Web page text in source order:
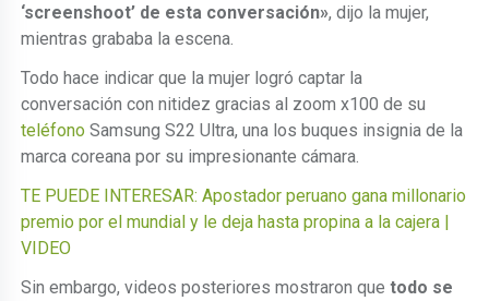
‘screenshoot’ de esta conversación», dijo la mujer,
mientras grababa la escena.
Todo hace indicar que la mujer logró captar la
conversación con nitidez gracias al zoom x100 de su
teléfono Samsung S22 Ultra, una los buques insignia de la
marca coreana por su impresionante cámara.
TE PUEDE INTERESAR: Apostador peruano gana millonario
premio por el mundial y le deja hasta propina a la cajera |
VIDEO
Sin embargo, videos posteriores mostraron que todo se